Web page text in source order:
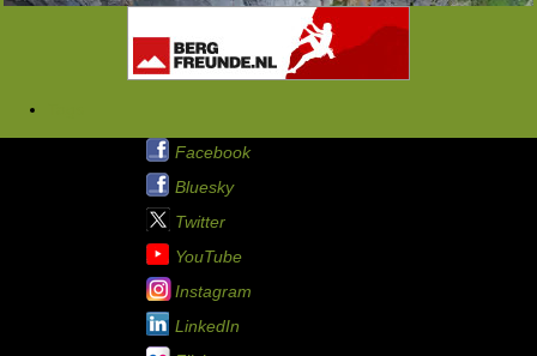
Facebook
Bluesky
Twitter
YouTube
Instagram
LinkedIn